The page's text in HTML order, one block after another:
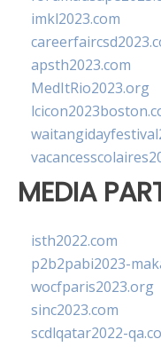
imkl2023.com
apsth2023.com
MedItRio2023.org
MEDIA
isth2022.com
p2b2pabi2023-
wocfparis2023.org
sinc2023.com
scdlqatar2022-